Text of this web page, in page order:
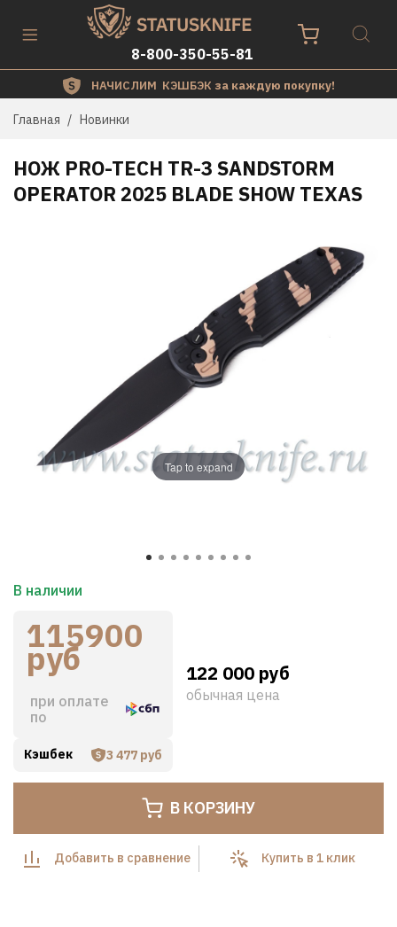
8-800-350-55-81
НАЧИСЛИМ КЭШБЭК за каждую покупку!
Главная Новинки
Tap to expand
НОЖ PRO-TECH TR-3 SANDSTORM
OPERATOR 2025 BLADE SHOW TEXAS
В наличии
115900
руб
при оплате
по
Кэшбек 3 477 руб
122 000 руб
обычная цена
В КОРЗИНУ
Добавить в сравнение Купить в 1 клик